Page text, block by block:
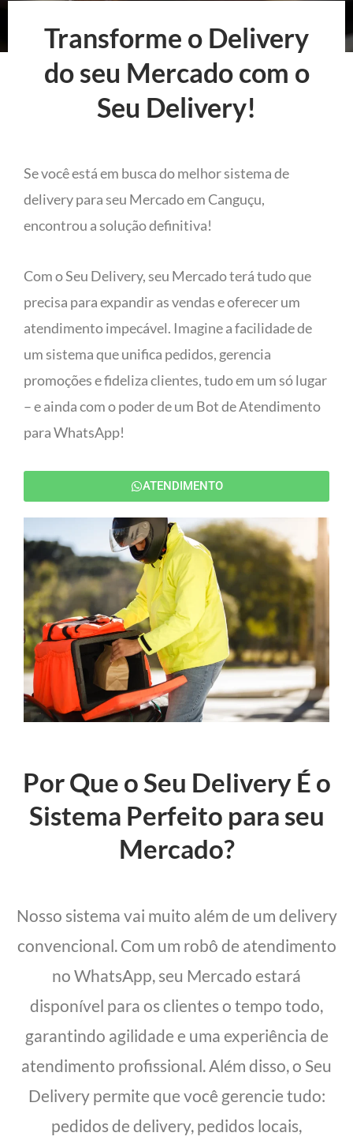
Transforme o Delivery
do seu Mercado com o
Seu Delivery!
Se você está em busca do melhor sistema de
delivery para seu Mercado em Canguçu,
encontrou a solução definitiva!
Com o Seu Delivery, seu Mercado terá tudo que
precisa para expandir as vendas e oferecer um
atendimento impecável. Imagine a facilidade de
um sistema que unifica pedidos, gerencia
promoções e fideliza clientes, tudo em um só lugar
– e ainda com o poder de um Bot de Atendimento
para WhatsApp!
ATENDIMENTO
Por Que o Seu Delivery É o
Sistema Perfeito para seu
Mercado?
Nosso sistema vai muito além de um delivery
convencional. Com um robô de atendimento
no WhatsApp, seu Mercado estará
disponível para os clientes o tempo todo,
garantindo agilidade e uma experiência de
atendimento profissional. Além disso, o Seu
Delivery permite que você gerencie tudo:
pedidos de delivery, pedidos locais,